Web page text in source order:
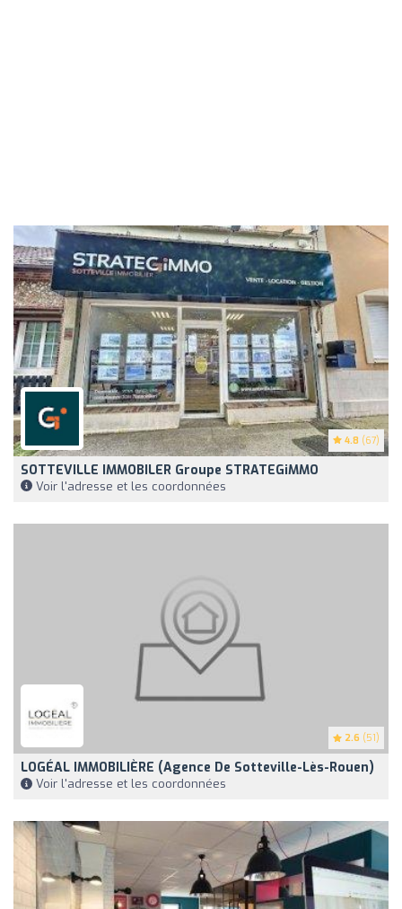
4.8 (67)
SOTTEVILLE IMMOBILER Groupe STRATEGiMMO
Voir l'adresse et les coordonnées
2.6 (51)
LOGÉAL IMMOBILIÈRE (Agence De Sotteville-Lès-Rouen)
Voir l'adresse et les coordonnées